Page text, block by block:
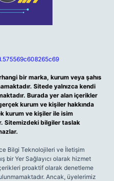
bir marka, kurum veya şahıs
Sitede yalnızca kendi
Burada yer alan içerikler
kurum ve kişiler hakkında
kurum ve kişiler ile isim
Sitemizdeki bilgiler taslak
Bilgi Teknolojileri ve İletişim
bir Yer Sağlayıcı olarak hizmet
proaktif olarak denetleme
Ancak, üyelerimiz